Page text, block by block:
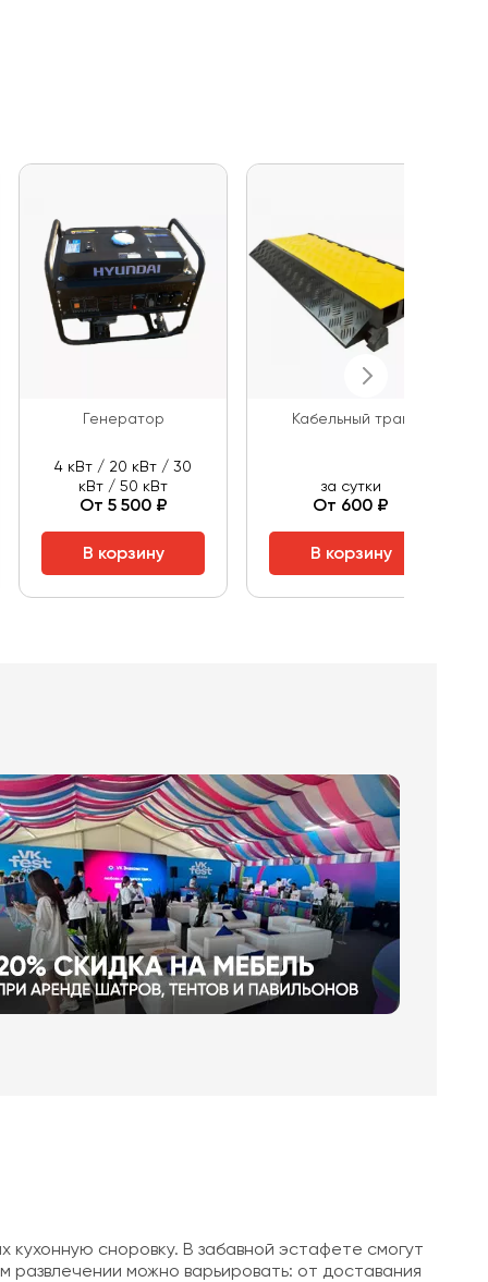
Генератор
4 кВт / 20 кВт / 30
кВт / 50 кВт
От 5 500 ₽
В корзину
Кабельный трап
за сутки
От 600 ₽
В корзину
кухонную сноровку. В забавной эстафете смогут
развлечении можно варьировать: от доставания